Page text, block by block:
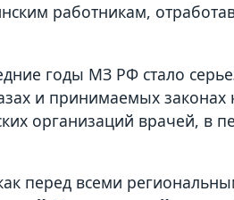
работникам,
годы МЗ РФ стало
и принимаемых законах
организаций врачей, в
перед всеми